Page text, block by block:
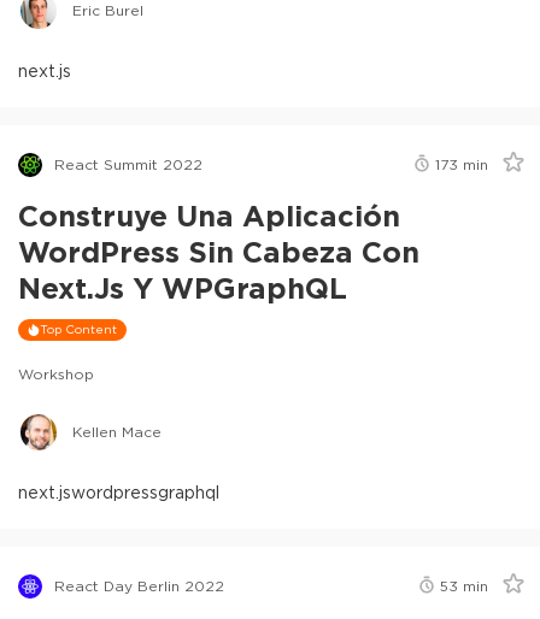
Eric Burel
next.js
React Summit 2022 173 min
Construye Una Aplicación
WordPress Sin Cabeza Con
Next.js Y WPGraphQL
Top Content
Workshop
Kellen Mace
next.jswordpressgraphql
React Day Berlin 2022 53 min